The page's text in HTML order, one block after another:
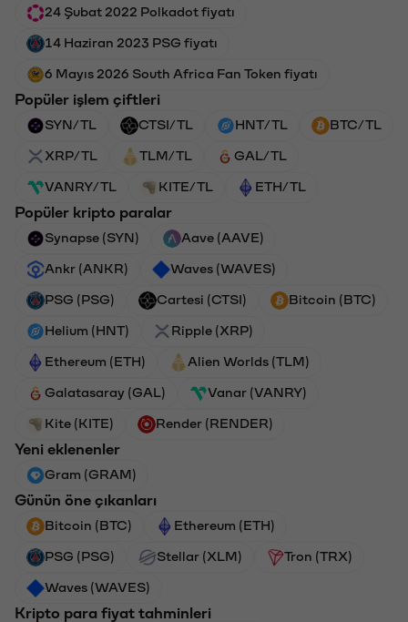
24 Şubat 2022 Polkadot fiyatı
14 Haziran 2023 PSG fiyatı
6 Mayıs 2026 South Africa Fan Token fiyatı
Popüler işlem çiftleri
SYN/TL CTSI/TL HNT/TL BTC/TL
XRP/TL TLM/TL GAL/TL
VANRY/TL KITE/TL ETH/TL
Popüler kripto paralar
Synapse (SYN) Aave (AAVE)
Ankr (ANKR) Waves (WAVES)
PSG (PSG) Cartesi (CTSI) Bitcoin (BTC)
Helium (HNT) Ripple (XRP)
Ethereum (ETH) Alien Worlds (TLM)
Galatasaray (GAL) Vanar (VANRY)
Kite (KITE) Render (RENDER)
Yeni eklenenler
Gram (GRAM)
Günün öne çıkanları
Bitcoin (BTC) Ethereum (ETH)
PSG (PSG) Stellar (XLM) Tron (TRX)
Waves (WAVES)
Kripto para fiyat tahminleri